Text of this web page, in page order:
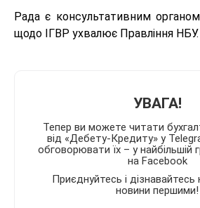
Рада є консультативним
щодо ІГВР ухвалює Правління НБУ.
УВАГА!
Тепер ви можете читати
від «Дебету-Кредиту» у
обговорювати їх – у найбільшій
на Facebook
Приєднуйтесь і дізнавайтесь
новини першими!